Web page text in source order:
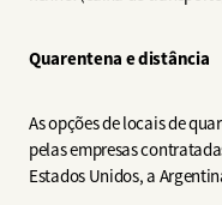
Quarentena e distância
As opções de locais de
pelas empresas
Estados Unidos, a